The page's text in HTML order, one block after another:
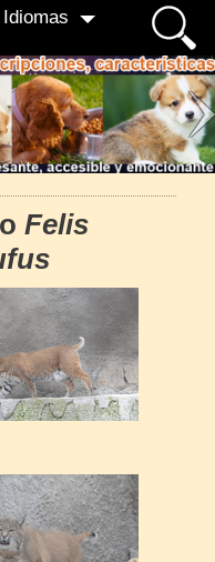
Idiomas
Felis